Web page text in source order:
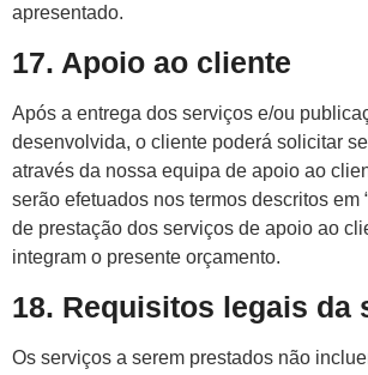
apresentado.
17. Apoio ao cliente
Após a entrega dos serviços e/ou
desenvolvida, o cliente poderá solicitar
através da nossa equipa de apoio ao
serão efetuados nos termos descritos em
de prestação dos serviços de apoio ao
integram o presente orçamento.
18. Requisitos legais da
Os serviços a serem prestados não